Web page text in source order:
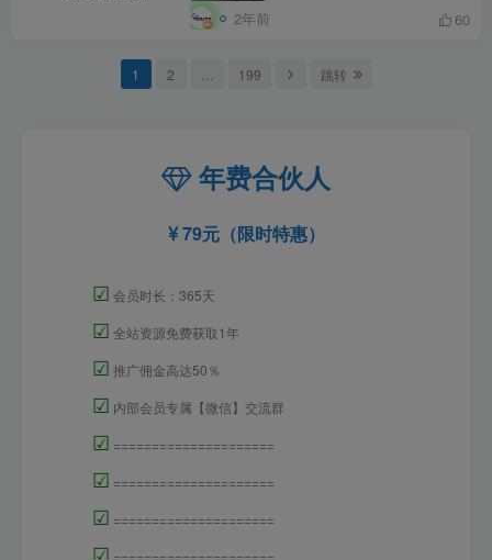
2年前 60
1 2 199 跳转
年费合伙人
79元（限时特惠）
☑ 会员时长：365天
☑ 全站资源免费获取1年
☑ 推广佣金高达50％
☑ 内部会员专属【微信】交流群
☑ =====================
☑ =====================
☑ =====================
☑ =====================